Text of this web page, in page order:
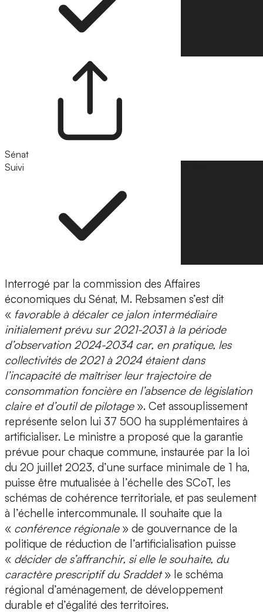
Sénat
Suivi
Interrogé par la commission des Affaires
économiques du Sénat, M. Rebsamen s’est dit
« favorable à décaler ce jalon intermédiaire
initialement prévu sur 2021-2031 à la période
d’observation 2024-2034 car, en pratique, les
collectivités de 2021 à 2024 étaient dans
l’incapacité de maîtriser leur trajectoire de
consommation foncière en l’absence de législation
claire et d’outil de pilotage». Cet assouplissement
représente selon lui 37 500 ha supplémentaires à
artificialiser. Le ministre a proposé que la garantie
prévue pour chaque commune, instaurée par la loi
du 20 juillet 2023, d’une surface minimale de 1 ha,
puisse être mutualisée à l’échelle des SCoT, les
schémas de cohérence territoriale, et pas seulement
à l’échelle intercommunale. Il souhaite que la
« conférence régionale» de gouvernance de la
politique de réduction de l’artificialisation puisse
« décider de s’affranchir, si elle le souhaite, du
caractère prescriptif du Sraddet» le schéma
régional d’aménagement, de développement
durable et d’égalité des territoires.